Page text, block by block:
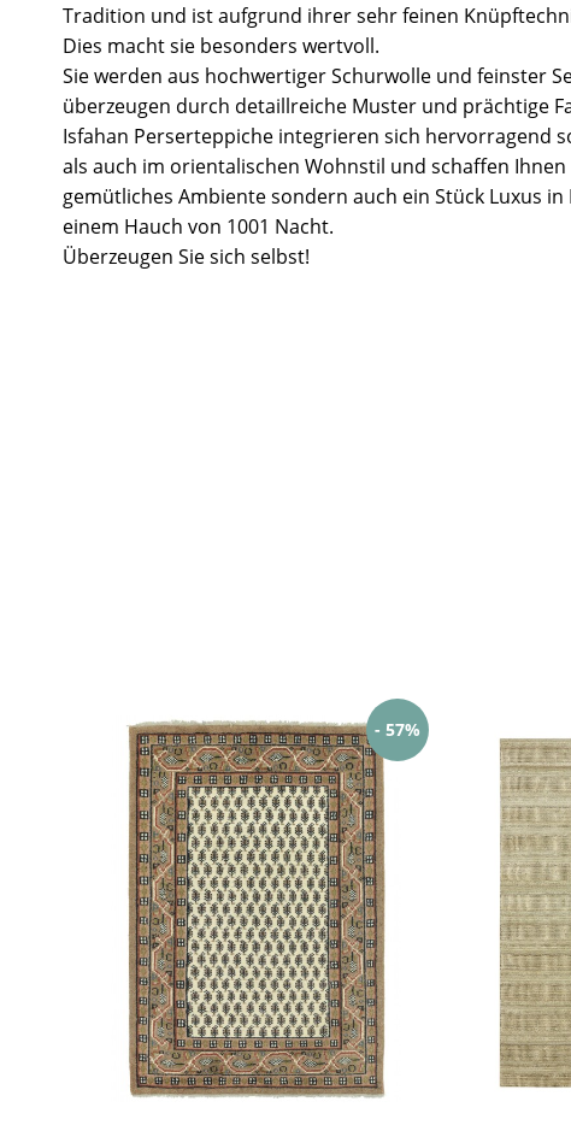
Tradition und ist aufgrund ihrer sehr feinen
Dies macht sie besonders wertvoll.
Sie werden aus hochwertiger Schurwolle und feinster
überzeugen durch detaillreiche Muster und prächtige
Isfahan Perserteppiche integrieren sich hervorragend
als auch im orientalischen Wohnstil und schaffen
gemütliches Ambiente sondern auch ein Stück Luxus
einem Hauch von 1001 Nacht.
Überzeugen Sie sich selbst!
- 57%